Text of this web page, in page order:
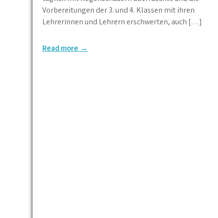
Vorbereitungen der 3. und 4. Klassen mit ihren
Lehrerinnen und Lehrern erschwerten, auch […]
Read more →